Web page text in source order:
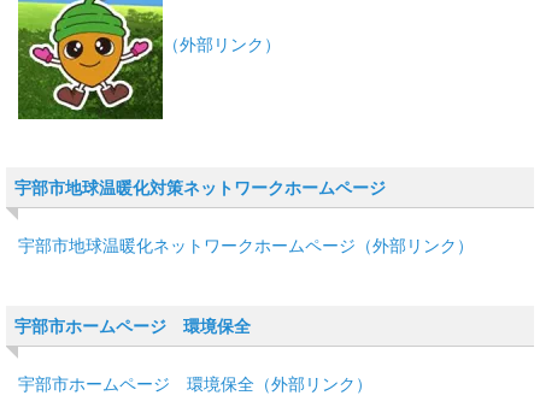
（外部リンク）
宇部市地球温暖化対策ネットワークホームページ
宇部市地球温暖化ネットワークホームページ（外部リンク）
宇部市ホームページ 環境保全
宇部市ホームページ 環境保全（外部リンク）